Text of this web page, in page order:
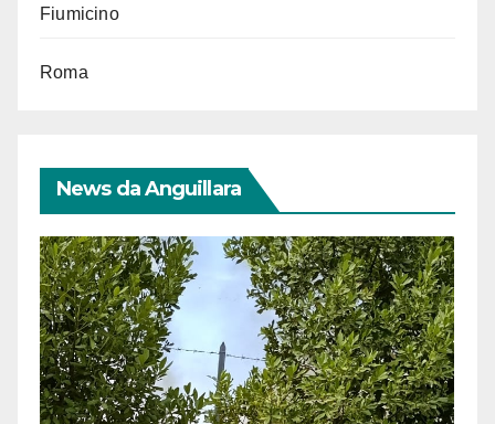
Fiumicino
Roma
News da Anguillara